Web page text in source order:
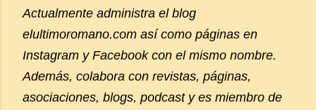
Actualmente administra el blog
elultimoromano.com así como páginas en
Instagram y Facebook con el mismo nombre.
Además, colabora con revistas, páginas,
asociaciones, blogs, podcast y es miembro de